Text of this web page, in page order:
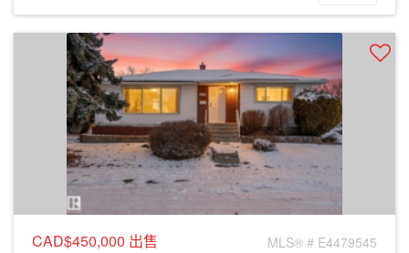
CAD$450,000 出售 MLS® # E4479545